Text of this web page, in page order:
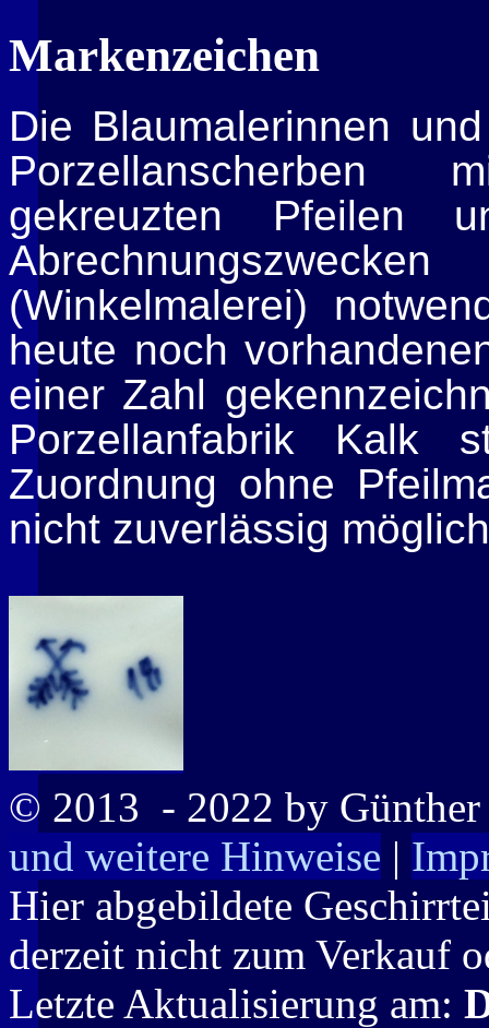
Markenzeichen
Die Blaumalerinnen
Porzellanscherben
gekreuzten
(Winkelmalerei)
heute noch
einer Zahl
Porzellanfabrik Kalk
Zuordnung ohne
nicht zuverlässig
© 2013 - 2022 by
und weitere Hinweise |
Hier abgebildete
derzeit nicht zum Verkauf
Letzte Aktualisierung am: